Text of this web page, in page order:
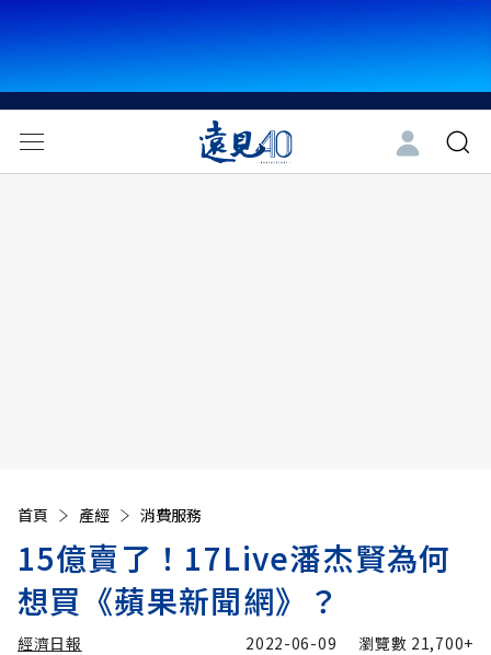
首頁 產經 消費服務
15億賣了！17Live潘杰賢為何
想買《蘋果新聞網》？
經濟日報 2022-06-09 瀏覽數 21,700+